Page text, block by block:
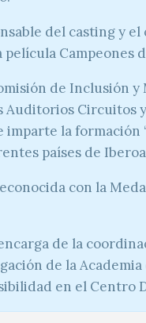
del casting y el
Campeones
de Inclusión y
Auditorios Circuitos
la formación
países de
con la
de la
de la Academia
en el Centro